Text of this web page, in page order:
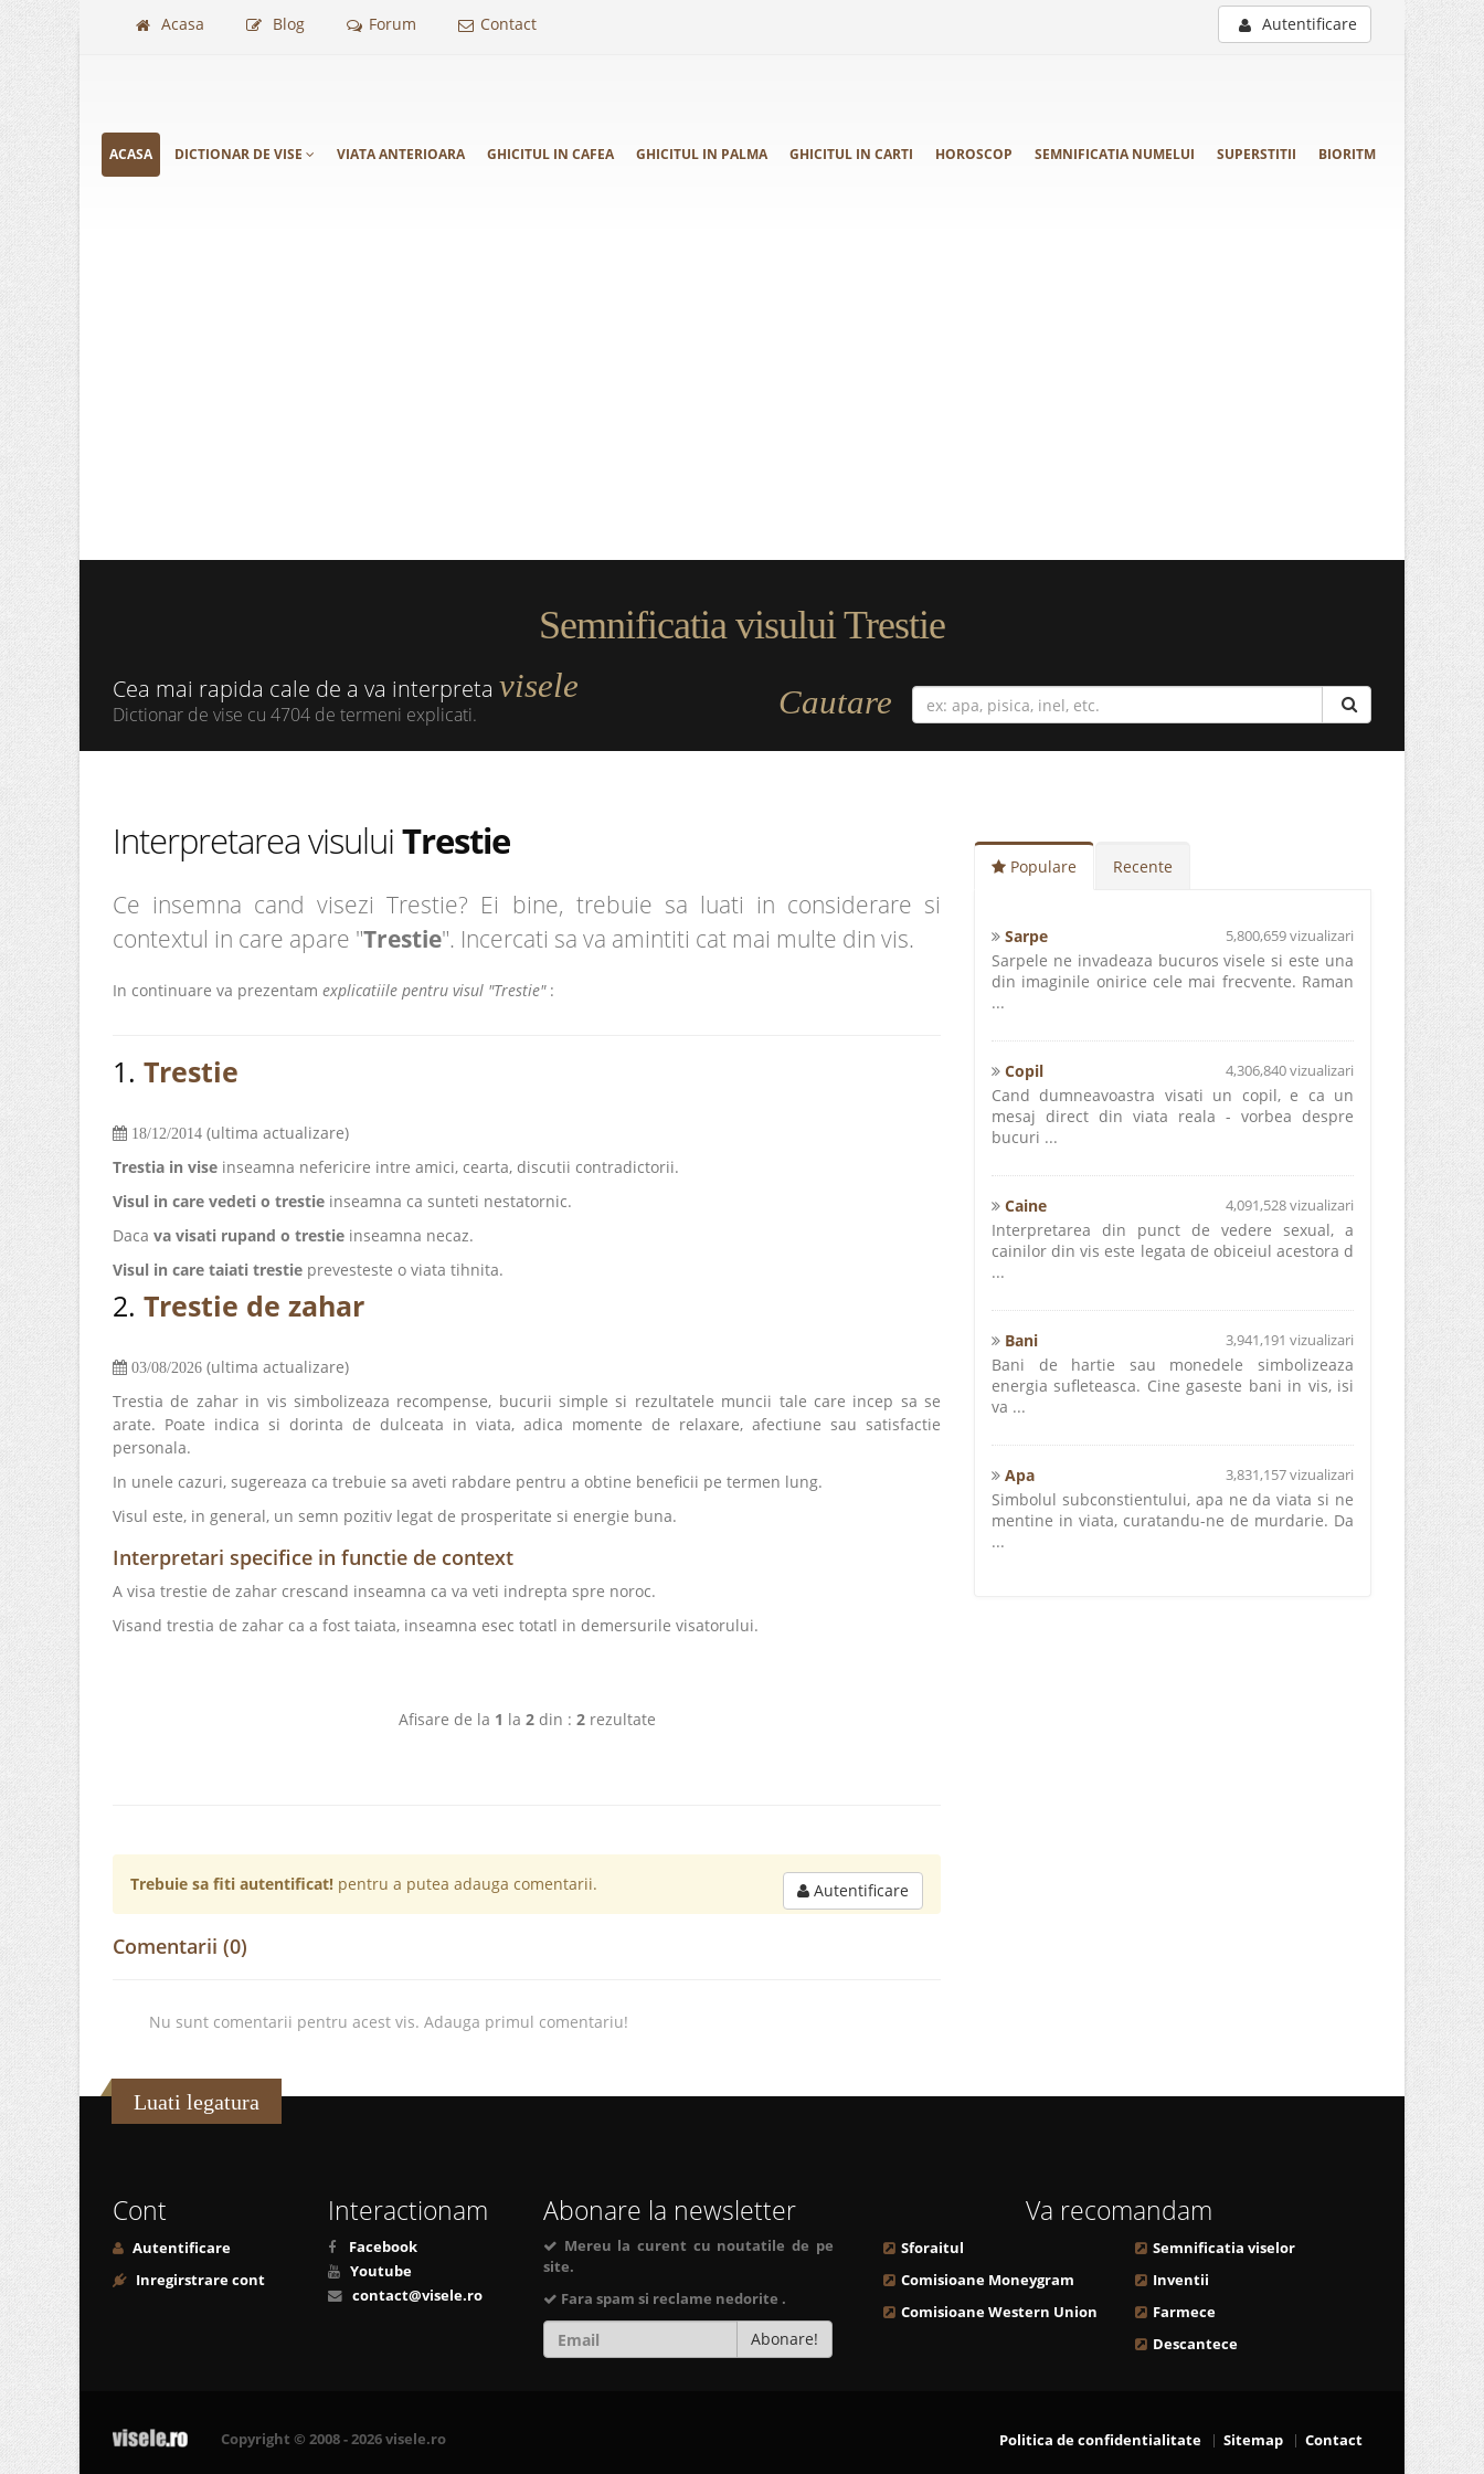
Acasa Blog Forum Contact Autentificare
ACASA DICTIONAR DE VISE VIATA ANTERIOARA GHICITUL IN CAFEA GHICITUL IN PALMA GHICITUL IN CARTI HOROSCOP SEMNIFICATIA NUMELUI SUPERSTITII BIORITM
Semnificatia visului Trestie
Cea mai rapida cale de a va interpreta visele
Dictionar de vise cu 4704 de termeni explicati. Cautare
Interpretarea visuluiTrestie
Ce insemna cand visezi Trestie? Ei bine, trebuie sa luati in considerare si
contextul in care apare "Trestie". Incercati sa va amintiti cat mai multe din vis.
In continuare va prezentam explicatiile pentru visul "Trestie":
1. Trestie
18/12/2014 (ultima actualizare)
Trestia in vise inseamna nefericire intre amici, cearta, discutii contradictorii.
Visul in care vedeti o trestie inseamna ca sunteti nestatornic.
Daca va visati rupand o trestie inseamna necaz.
Visul in care taiati trestie prevesteste o viata tihnita.
2. Trestie de zahar
03/08/2026 (ultima actualizare)
Trestia de zahar in vis simbolizeaza recompense, bucurii simple si rezultatele muncii tale care incep sa se
arate. Poate indica si dorinta de dulceata in viata, adica momente de relaxare, afectiune sau satisfactie
personala.
In unele cazuri, sugereaza ca trebuie sa aveti rabdare pentru a obtine beneficii pe termen lung.
Visul este, in general, un semn pozitiv legat de prosperitate si energie buna.
Interpretari specifice in functie de context
A visa trestie de zahar crescand inseamna ca va veti indrepta spre noroc.
Visand trestia de zahar ca a fost taiata, inseamna esec totatl in demersurile visatorului.
Afisare de la 1 la 2din : 2rezultate
Trebuie sa fiti autentificat! pentru a putea adauga comentarii. Autentificare
Comentarii (0)
Nu sunt comentarii pentru acest vis. Adauga primul comentariu!
Populare Recente
Sarpe 5,800,659 vizualizari
Sarpele ne invadeaza bucuros visele si este una
din imaginile onirice cele mai frecvente. Raman
...
Copil 4,306,840 vizualizari
Cand dumneavoastra visati un copil, e ca un
mesaj direct din viata reala - vorbea despre
bucuri ...
Caine 4,091,528 vizualizari
Interpretarea din punct de vedere sexual, a
cainilor din vis este legata de obiceiul acestora d
...
Bani 3,941,191 vizualizari
Bani de hartie sau monedele simbolizeaza
energia sufleteasca. Cine gaseste bani in vis, isi
va ...
Apa 3,831,157 vizualizari
Simbolul subconstientului, apa ne da viata si ne
mentine in viata, curatandu-ne de murdarie. Da
...
Luati legatura
Cont
Autentificare
Inregirstrare cont
Interactionam
Facebook
Youtube
contact@visele.ro
Abonare la newsletter
Mereu la curent cu noutatile de pe
site.
Fara spam si reclame nedorite .
Abonare!
Va recomandam
Sforaitul
Comisioane Moneygram
Comisioane Western Union
Semnificatia viselor
Inventii
Farmece
Descantece
Copyright © 2008 - 2026 visele.ro Politica de confidentialitate Sitemap Contact